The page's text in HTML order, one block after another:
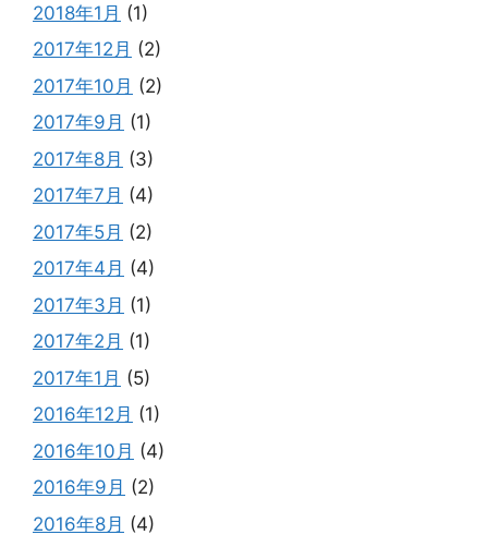
2018年1月 (1)
2017年12月 (2)
2017年10月 (2)
2017年9月 (1)
2017年8月 (3)
2017年7月 (4)
2017年5月 (2)
2017年4月 (4)
2017年3月 (1)
2017年2月 (1)
2017年1月 (5)
2016年12月 (1)
2016年10月 (4)
2016年9月 (2)
2016年8月 (4)